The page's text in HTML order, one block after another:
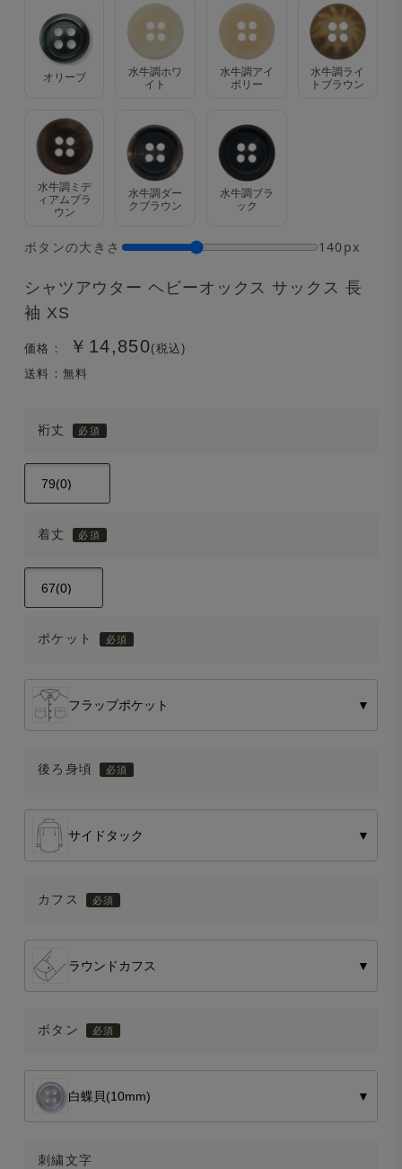
シャツアウター ヘビーオックス サックス 長
袖 XS
価格： ￥14,850(税込)
送料：無料
裄丈
着丈
ポケット
フラップポケット ▼
後ろ身頃
サイドタック ▼
カフス
ラウンドカフス ▼
ボタン
白蝶貝(10mm) ▼
刺繍文字
オリーブ
水牛調ホワ
イト
水牛調アイ
ボリー
水牛調ライ
トブラウン
水牛調ミデ
ィアムブラ
ウン
水牛調ダー
クブラウン
水牛調ブラ
ック
ボタンの大きさ 140px